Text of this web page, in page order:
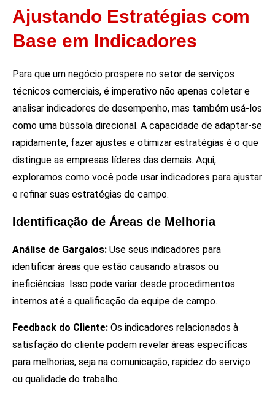
Ajustando Estratégias com
Base em Indicadores
Para que um negócio prospere no setor de serviços
técnicos comerciais, é imperativo não apenas coletar e
analisar indicadores de desempenho, mas também usá-los
como uma bússola direcional. A capacidade de adaptar-se
rapidamente, fazer ajustes e otimizar estratégias é o que
distingue as empresas líderes das demais. Aqui,
exploramos como você pode usar indicadores para ajustar
e refinar suas estratégias de campo.
Identificação de Áreas de Melhoria
Análise de Gargalos: Use seus indicadores para
identificar áreas que estão causando atrasos ou
ineficiências. Isso pode variar desde procedimentos
internos até a qualificação da equipe de campo.
Feedback do Cliente: Os indicadores relacionados à
satisfação do cliente podem revelar áreas específicas
para melhorias, seja na comunicação, rapidez do serviço
ou qualidade do trabalho.